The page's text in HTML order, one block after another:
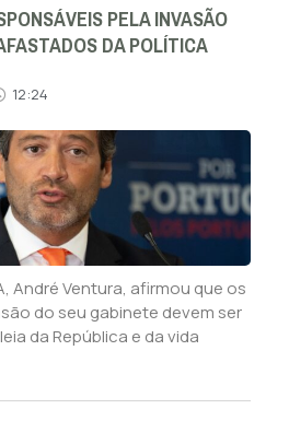
PELA INVASÃO
DA POLÍTICA
12:24
André Ventura, afirmou que os
do seu gabinete devem ser
da República e da vida